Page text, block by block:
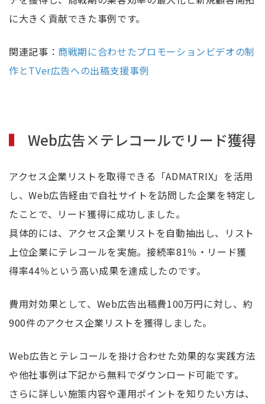
に大きく貢献できた事例です。
関連記事： 商戦期に合わせたプロモーションビデオの制
作とTVer広告への出稿支援事例
Web広告×テレコールでリード獲得
アクセス企業リストを取得できる「ADMATRIX」を活用
し、Web広告経由で自社サイトを訪問した企業を特定し
たことで、リード獲得に成功しました。
具体的には、アクセス企業リストを自動抽出し、リスト
上位企業にテレコールを実施。接続率81％・リード獲
得率44％という高い成果を達成したのです。
費用対効果として、Web広告出稿費100万円に対し、約
900件のアクセス企業リストを獲得しました。
Web広告とテレコールを掛け合わせた効果的な実践方法
や他社事例は下記から無料でダウンロード可能です。
さらに詳しい施策内容や運用ポイントを知りたい方は、